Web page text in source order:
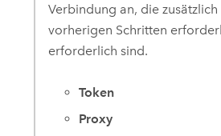
Verbindung an, die
vorherigen Schritten
erforderlich sind.
Token
Proxy